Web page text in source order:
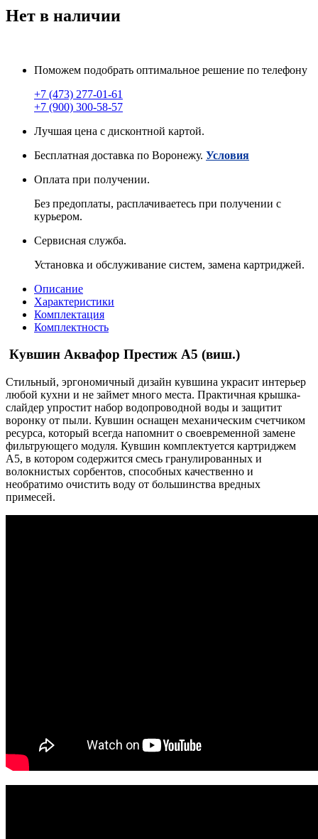
Нет в наличии
Поможем подобрать оптимальное решение по телефону
+7 (473) 277-01-61
+7 (900) 300-58-57
Лучшая цена с дисконтной картой.
Бесплатная доставка по Воронежу. Условия
Оплата при получении.
Без предоплаты, расплачиваетесь при получении с
курьером.
Сервисная служба.
Установка и обслуживание систем, замена картриджей.
Описание
Характеристики
Комплектация
Комплектность
Кувшин Аквафор Престиж А5 (виш.)
Стильный, эргономичный дизайн кувшина украсит интерьер
любой кухни и не займет много места. Практичная крышка-
слайдер упростит набор водопроводной воды и защитит
воронку от пыли. Кувшин оснащен механическим счетчиком
ресурса, который всегда напомнит о своевременной замене
фильтрующего модуля. Кувшин комплектуется картриджем
А5, в котором содержится смесь гранулированных и
волокнистых сорбентов, способных качественно и
необратимо очистить воду от большинства вредных
примесей.